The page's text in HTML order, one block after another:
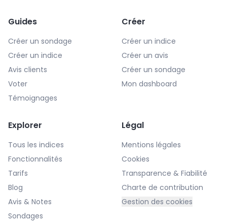
Guides
Créer un sondage
Créer un indice
Avis clients
Voter
Témoignages
Créer
Créer un indice
Créer un avis
Créer un sondage
Mon dashboard
Explorer
Tous les indices
Fonctionnalités
Tarifs
Blog
Avis & Notes
Sondages
Légal
Mentions légales
Cookies
Transparence & Fiabilité
Charte de contribution
Gestion des cookies